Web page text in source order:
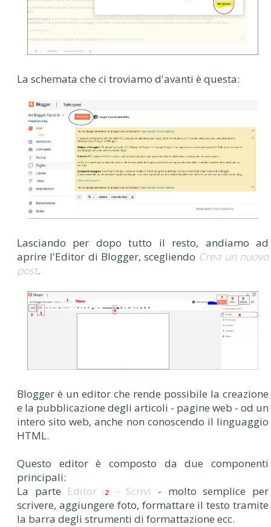
La schemata che ci troviamo d'avanti è questa:
Lasciando per dopo tutto il resto, andiamo ad
aprire l'Editor di Blogger, scegliendo Crea un nuovo
post.
Blogger è un editor che rende possibile la creazione
e la pubblicazione degli articoli - pagine web - od un
intero sito web, anche non conoscendo il linguaggio
HTML.
Questo editor è composto da due componenti
principali:
La parte Editor⁽2⁾ - Scrivi
- molto semplice per
scrivere, aggiungere foto, formattare il testo tramite
la barra degli strumenti di formattazione ecc.